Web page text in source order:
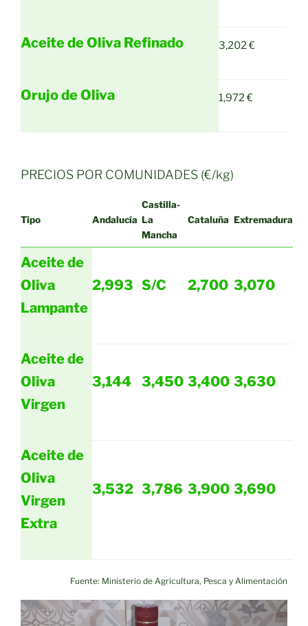
Aceite de Oliva Refinado 3,202 €
Orujo de Oliva 1,972 €
PRECIOS POR COMUNIDADES (€/kg)
Tipo Andalucía
Castilla-
La
Mancha
Cataluña Extremadura
Aceite de
Oliva
Lampante
2,993 S/C 2,700 3,070
Aceite de
Oliva
Virgen
3,144 3,450 3,400 3,630
Aceite de
Oliva
Virgen
Extra
3,532 3,786 3,900 3,690
Fuente: Ministerio de Agricultura, Pesca y Alimentación